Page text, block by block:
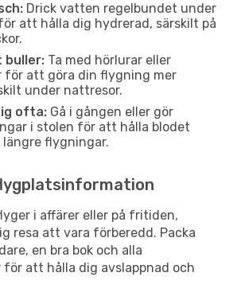
Drick vatten regelbundet under
att hålla dig hydrerad, särskilt på
buller: Ta med hörlurar eller
för att göra din flygning mer
under nattresor.
ofta: Gå i gången eller gör
i stolen för att hålla blodet
flygningar.
i affärer eller på fritiden,
resa att vara förberedd. Packa
en bra bok och alla
att hålla dig avslappnad och